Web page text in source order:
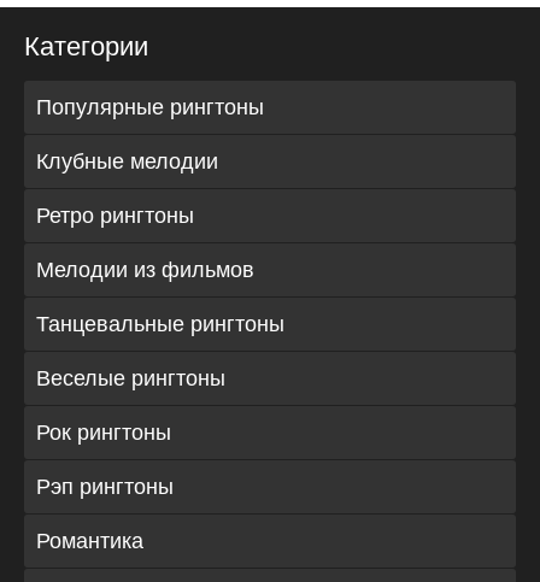
Категории
Популярные рингтоны
Клубные мелодии
Ретро рингтоны
Мелодии из фильмов
Танцевальные рингтоны
Веселые рингтоны
Рок рингтоны
Рэп рингтоны
Романтика